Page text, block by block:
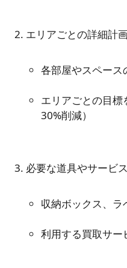
各部屋やスペース
エリアごとの目
30%削減）
収納ボックス、
利用する買取サー